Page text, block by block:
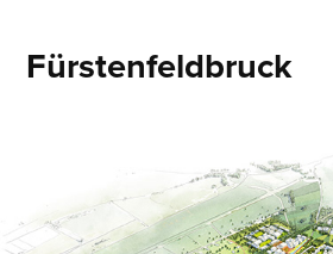
Fürstenfeldbruck